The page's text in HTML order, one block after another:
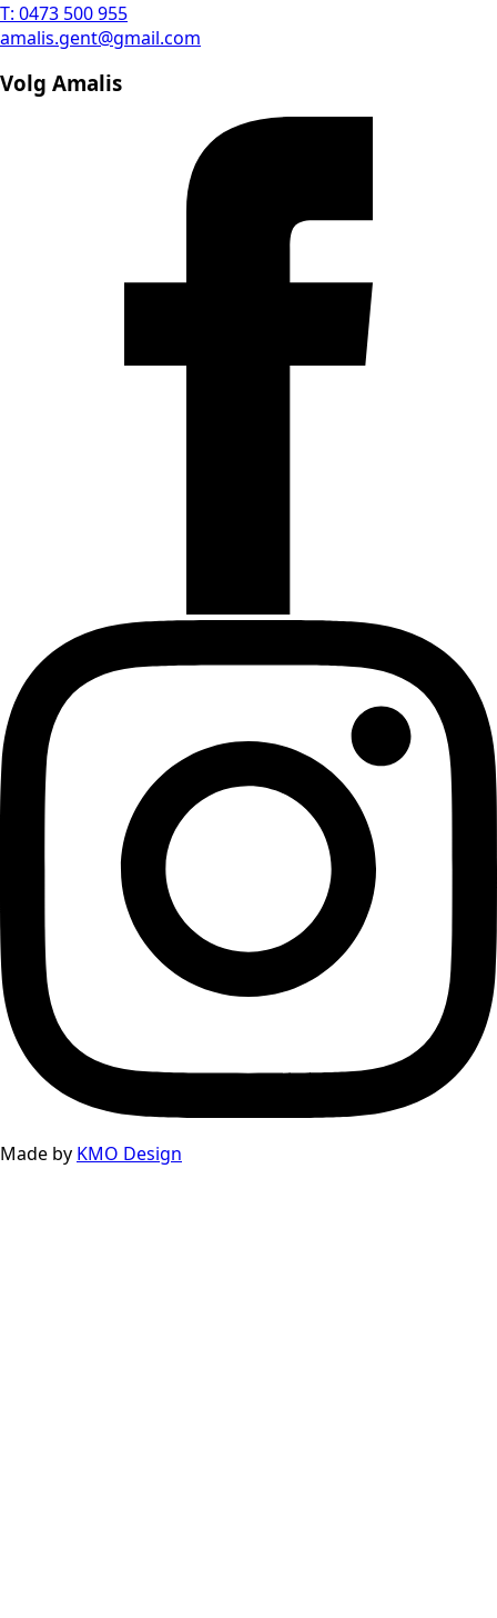
T: 0473 500 955
amalis.gent@gmail.com
Volg Amalis
Made by KMO Design